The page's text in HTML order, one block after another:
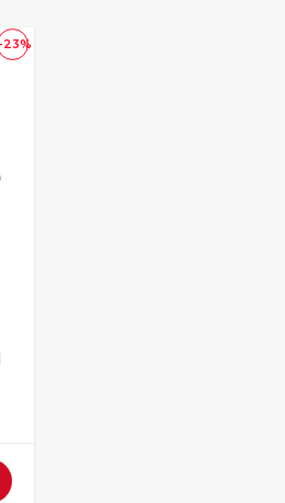
23%